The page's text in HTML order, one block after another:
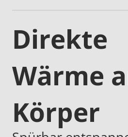
Direkte
Wärme
Körper